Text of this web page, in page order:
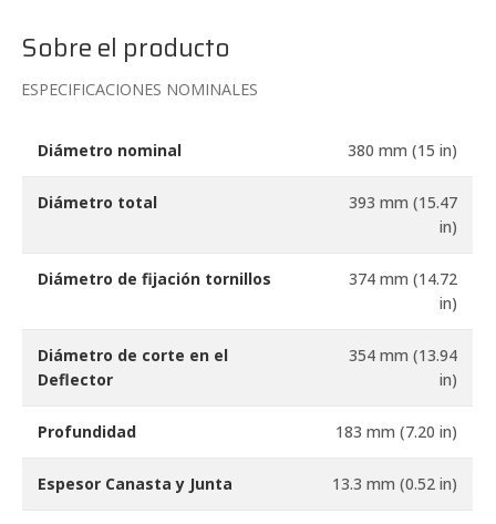
Sobre el producto
ESPECIFICACIONES NOMINALES
Diámetro nominal 380 mm (15 in)
Diámetro total
393 mm (15.47
in)
Diámetro de fijación tornillos
374 mm (14.72
in)
Diámetro de corte en el
Deflector
354 mm (13.94
in)
Profundidad 183 mm (7.20 in)
Espesor Canasta y Junta 13.3 mm (0.52 in)